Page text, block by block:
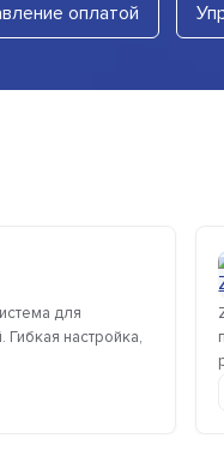
оплатой
для
настройка,